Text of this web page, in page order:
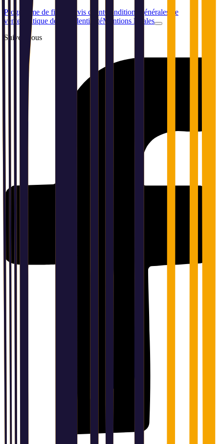
Programme de fidélité
Avis clientConditions générales de
vente
Politique de confidentialitéMentions légales
Suivez-nous